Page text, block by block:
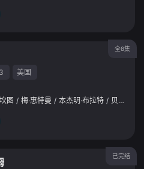
全8集
美国
图 / 梅·惠特曼 / 本杰明·布拉特 / 贝蒂·吉尔平
已完结